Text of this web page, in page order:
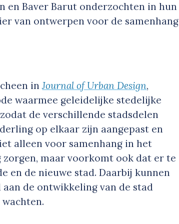
en Baver Barut onderzochten in hun
van ontwerpen voor de samenhang
inJournal of Urban Design,
waarmee geleidelijke stedelijke
de verschillende stadsdelen
op elkaar zijn aangepast en
alleen voor samenhang in het
maar voorkomt ook dat er te
en de nieuwe stad. Daarbij kunnen
de ontwikkeling van de stad